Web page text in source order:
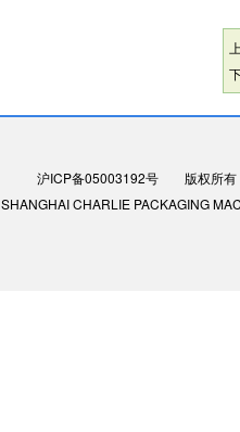
沪ICP备05003192号版权所有：
SHANGHAI CHARLIE PACKAGING